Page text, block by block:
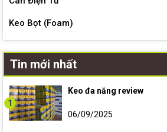
Keo Bọt (Foam)
Tin mới nhất
1
Keo đa năng review
06/09/2025